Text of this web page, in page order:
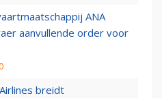
ANA
aanvullende order voor
breidt